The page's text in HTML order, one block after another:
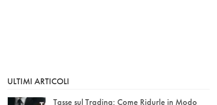
ULTIMI ARTICOLI
Tasse sul Trading: Come Ridurle in Modo